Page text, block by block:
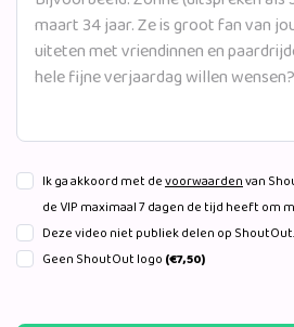
Ik ga akkoord met devoorwaardenvan
de VIP maximaal 7 dagen de tijd heeft om
Deze video niet publiek delen op
Geen ShoutOut logo (€7,50)